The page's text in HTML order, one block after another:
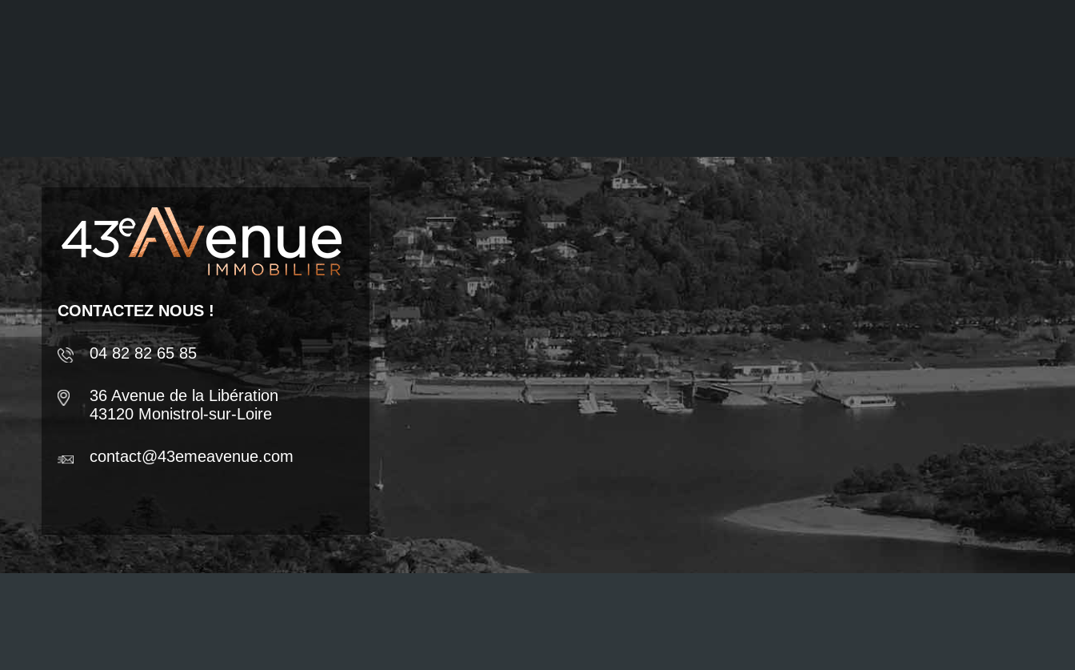
CONTACTEZ NOUS !
04 82 82 65 85
36 Avenue de la Libération
43120 Monistrol-sur-Loire
contact@43emeavenue.com